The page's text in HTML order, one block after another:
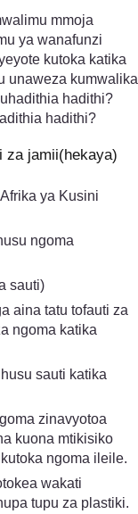
mmoja
ya wanafunzi
kutoka katika
unaweza kumwalika
hadithi?
hadithi?
za jamii(hekaya)
ya Kusini
ngoma
sauti)
aina tatu tofauti za
ngoma katika
sauti katika
zinavyotoa
kuona mtikisiko
ngoma ileile.
wakati
tupu za plastiki.